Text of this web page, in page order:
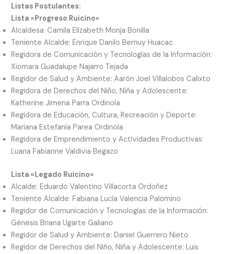
Listas Postulantes:
Lista «Progreso Ruicino»
Alcaldesa: Camila Elizabeth Monja Bonilla
Teniente Alcalde: Enrique Danilo Bernuy Huacac
Regidora de Comunicación y Tecnologías de la Información:
Xiomara Guadalupe Najarro Tejada
Regidor de Salud y Ambiente: Aarón Joel Villalobos Calixto
Regidora de Derechos del Niño, Niña y Adolescente:
Katherine Jimena Parra Ordinola
Regidora de Educación, Cultura, Recreación y Deporte:
Mariana Estefanía Parea Ordinola
Regidora de Emprendimiento y Actividades Productivas:
Luana Fabianne Valdivia Begazo
Lista «Legado Ruicino»
Alcalde: Eduardo Valentino Villacorta Ordoñez
Teniente Alcalde: Fabiana Lucía Valencia Palomino
Regidor de Comunicación y Tecnologías de la Información:
Génesis Briana Ugarte Galiano
Regidor de Salud y Ambiente: Daniel Guerrero Nieto
Regidor de Derechos del Niño, Niña y Adolescente: Luis